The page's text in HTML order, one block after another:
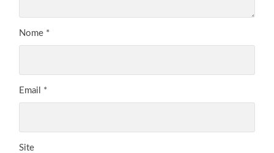
Nome *
Email *
Site